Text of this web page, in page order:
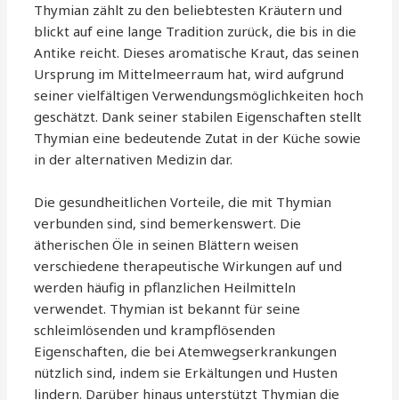
Thymian zählt zu den beliebtesten Kräutern und
blickt auf eine lange Tradition zurück, die bis in die
Antike reicht. Dieses aromatische Kraut, das seinen
Ursprung im Mittelmeerraum hat, wird aufgrund
seiner vielfältigen Verwendungsmöglichkeiten hoch
geschätzt. Dank seiner stabilen Eigenschaften stellt
Thymian eine bedeutende Zutat in der Küche sowie
in der alternativen Medizin dar.
Die gesundheitlichen Vorteile, die mit Thymian
verbunden sind, sind bemerkenswert. Die
ätherischen Öle in seinen Blättern weisen
verschiedene therapeutische Wirkungen auf und
werden häufig in pflanzlichen Heilmitteln
verwendet. Thymian ist bekannt für seine
schleimlösenden und krampflösenden
Eigenschaften, die bei Atemwegserkrankungen
nützlich sind, indem sie Erkältungen und Husten
lindern. Darüber hinaus unterstützt Thymian die